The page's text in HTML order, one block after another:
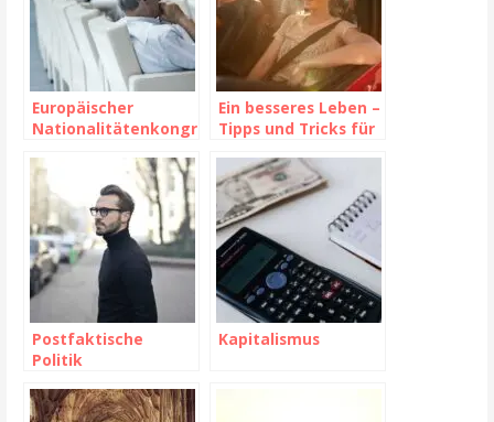
Europäischer
Nationalitätenkongr
Ein besseres Leben –
Tipps und Tricks für
und Erfüllung
Postfaktische
Politik
Kapitalismus